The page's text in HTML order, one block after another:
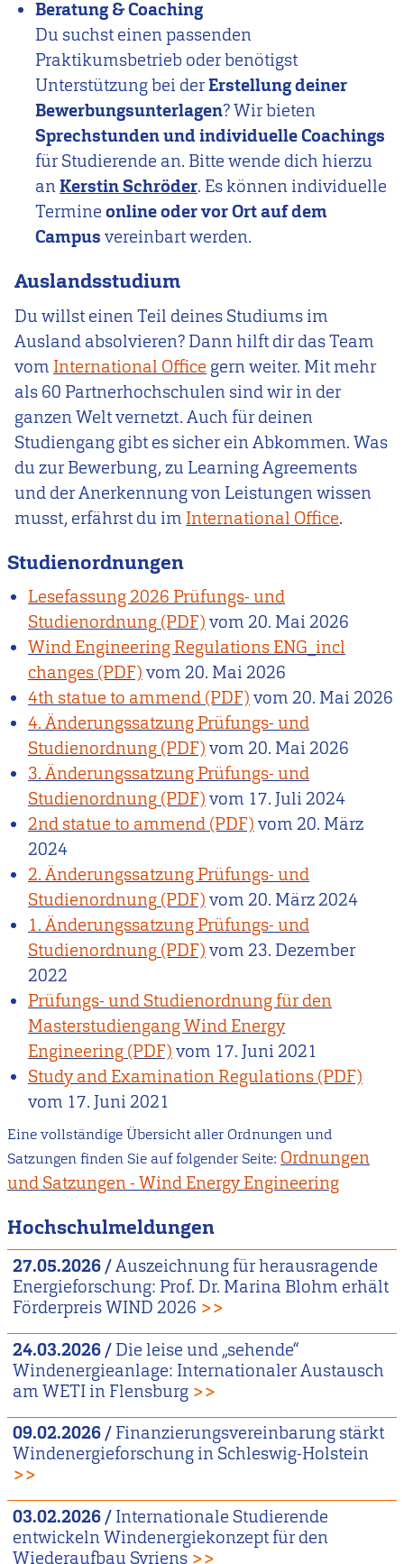
Beratung & Coaching
Du suchst einen passenden
Praktikumsbetrieb oder benötigst
Unterstützung bei derErstellung deiner
Bewerbungsunterlagen? Wir bieten
Sprechstunden und individuelle Coachings
für Studierende an. Bitte wende dich hierzu
anKerstin Schröder. Es können individuelle
Termineonline oder vor Ort auf dem
Campus vereinbart werden.
Auslandsstudium
Du willst einen Teil deines Studiums im
Ausland absolvieren? Dann hilft dir das Team
vom International Office gern weiter. Mit mehr
als 60 Partnerhochschulen sind wir in der
ganzen Welt vernetzt. Auch für deinen
Studiengang gibt es sicher ein Abkommen. Was
du zur Bewerbung, zu Learning Agreements
und der Anerkennung von Leistungen wissen
musst, erfährst du im International Office.
Studienordnungen
Lesefassung 2026 Prüfungs- und
Studienordnung
vom20. Mai 2026
Wind Engineering Regulations ENG_incl
changes
vom20. Mai 2026
4th statue to ammend
vom20. Mai 2026
4. Änderungssatzung Prüfungs- und
Studienordnung
vom20. Mai 2026
3. Änderungssatzung Prüfungs- und
Studienordnung
vom 17. Juli 2024
2nd statue to ammend
vom20. März
2024
2. Änderungssatzung Prüfungs- und
Studienordnung
vom20. März 2024
1. Änderungssatzung Prüfungs- und
Studienordnung
vom23. Dezember
2022
Prüfungs- und Studienordnung für den
Masterstudiengang Wind Energy
Engineering
vom 17. Juni 2021
Study and Examination Regulations
vom 17. Juni 2021
Eine vollständige Übersicht aller Ordnungen und
Satzungen finden Sie auf folgender Seite: Ordnungen
und Satzungen - Wind Energy Engineering
Hochschulmeldungen
27.05.2026/Auszeichnung für herausragende
Energieforschung: Prof. Dr. Marina Blohm erhält
Förderpreis WIND 2026 >>
24.03.2026 / Die leise und „sehende“
Windenergieanlage: Internationaler Austausch
am WETI in Flensburg >>
09.02.2026/ Finanzierungsvereinbarung stärkt
Windenergieforschung in Schleswig-Holstein
>>
03.02.2026/ Internationale Studierende
entwickeln Windenergiekonzept für den
Wiederaufbau Syriens >>